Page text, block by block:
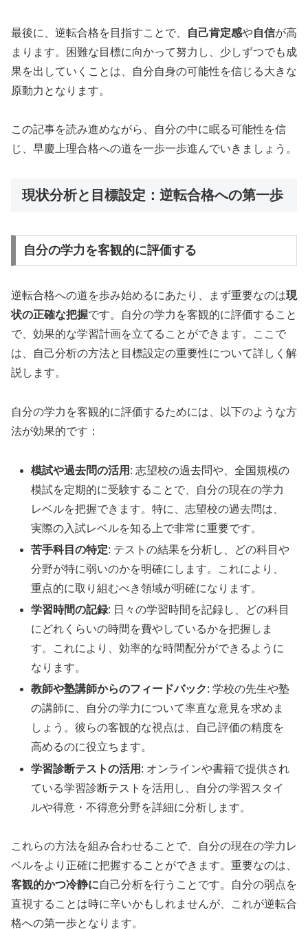
最後に、逆転合格を目指すことで、 自己肯定感や自信が高
まります。困難な目標に向かって努力し、少しずつでも成
果を出していくことは、自分自身の可能性を信じる大きな
原動力となります。
この記事を読み進めながら、自分の中に眠る可能性を信
じ、早慶上理合格への道を一歩一歩進んでいきましょう。
現状分析と目標設定：逆転合格への第一歩
自分の学力を客観的に評価する
逆転合格への道を歩み始めるにあたり、まず重要なのは現
状の正確な把握です。自分の学力を客観的に評価すること
で、効果的な学習計画を立てることができます。ここで
は、自己分析の方法と目標設定の重要性について詳しく解
説します。
自分の学力を客観的に評価するためには、以下のような方
法が効果的です：
模試や過去問の活用 : 志望校の過去問や、全国規模の
模試を定期的に受験することで、自分の現在の学力
レベルを把握できます。特に、志望校の過去問は、
実際の入試レベルを知る上で非常に重要です。
苦手科目の特定: テストの結果を分析し、どの科目や
分野が特に弱いのかを明確にします。これにより、
重点的に取り組むべき領域が明確になります。
学習時間の記録: 日々の学習時間を記録し、どの科目
にどれくらいの時間を費やしているかを把握しま
す。これにより、効率的な時間配分ができるように
なります。
教師や塾講師からのフィードバック: 学校の先生や塾
の講師に、自分の学力について率直な意見を求めま
しょう。彼らの客観的な視点は、自己評価の精度を
高めるのに役立ちます。
学習診断テストの活用 : オンラインや書籍で提供され
ている学習診断テストを活用し、自分の学習スタイ
ルや得意・不得意分野を詳細に分析します。
これらの方法を組み合わせることで、自分の現在の学力レ
ベルをより正確に把握することができます。重要なのは、
客観的かつ冷静に自己分析を行うことです。自分の弱点を
直視することは時に辛いかもしれませんが、これが逆転合
格への第一歩となります。